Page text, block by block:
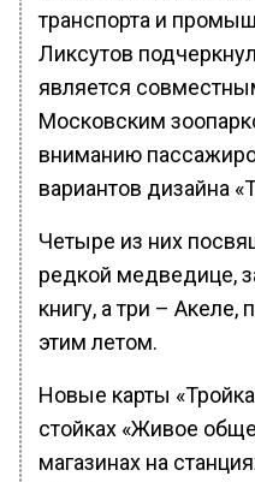
транспорта и
Ликсутов
является
Московским
вниманию
вариантов дизайна
Четыре из них
редкой медведице,
книгу, а три –
этим летом.
Новые карты
стойках «Живое
магазинах на